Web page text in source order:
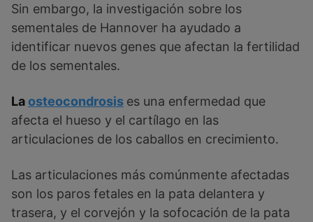
Sin embargo, la investigación sobre los
sementales de Hannover ha ayudado a
identificar nuevos genes que afectan la fertilidad
de los sementales.
Laosteocondrosis es una enfermedad que
afecta el hueso y el cartílago en las
articulaciones de los caballos en crecimiento.
Las articulaciones más comúnmente afectadas
son los paros fetales en la pata delantera y
trasera, y el corvejón y la sofocación de la pata